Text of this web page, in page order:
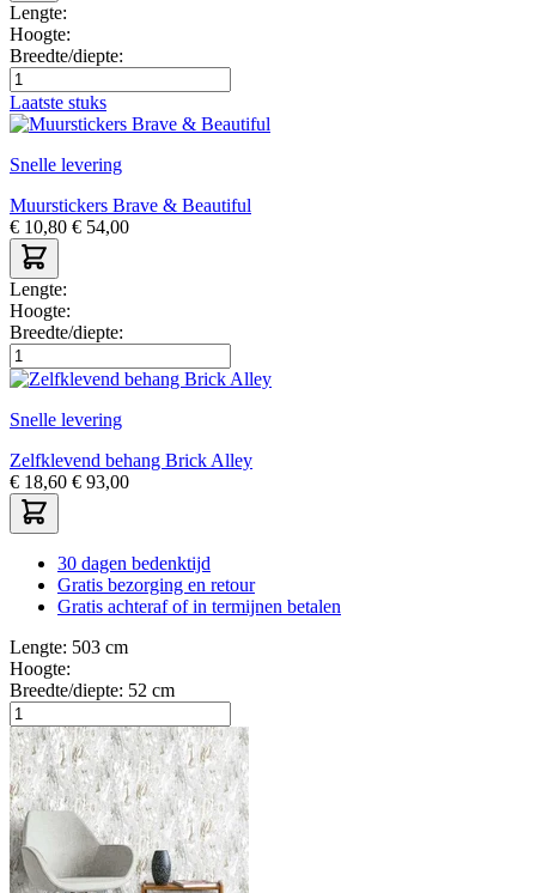
Lengte:
Hoogte:
Breedte/diepte:
Laatste stuks
Snelle levering
Muurstickers Brave & Beautiful
€ 10,80 € 54,00
Lengte:
Hoogte:
Breedte/diepte:
Snelle levering
Zelfklevend behang Brick Alley
€ 18,60 € 93,00
30 dagen bedenktijd
Gratis bezorging en retour
Gratis achteraf of in termijnen betalen
Lengte: 503 cm
Hoogte:
Breedte/diepte: 52 cm